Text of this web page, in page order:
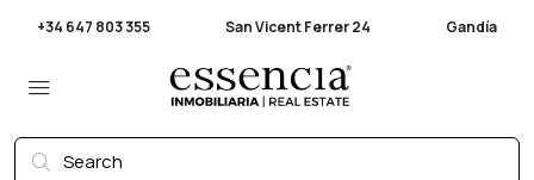
+34 647 803 355 San Vicent Ferrer 24 Gandía